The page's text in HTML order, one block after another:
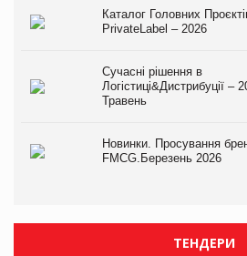
Каталог Головних
PrivateLabel – 2026
Сучасні рішення в
Логістиці&Дистрибуції –
Травень
Новинки. Просування
FMCG.Березень 2026
ТЕНДЕРИ